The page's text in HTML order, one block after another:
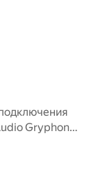
Gryphon